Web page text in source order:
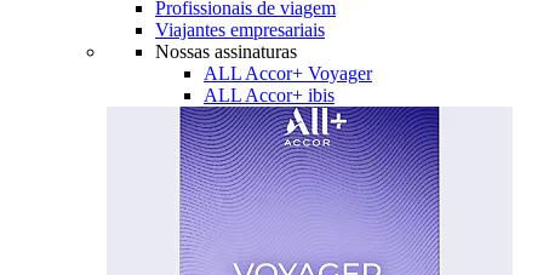
Profissionais de viagem
Viajantes empresariais
Nossas assinaturas
ALL Accor+ Voyager
ALL Accor+ ibis